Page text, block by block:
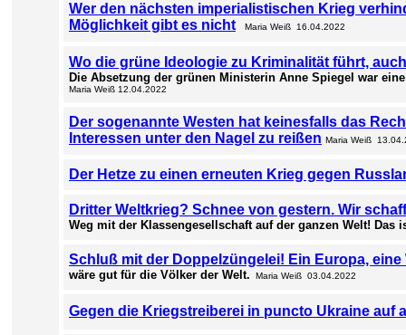
Wer den nächsten imperialistischen Krieg
Möglichkeit gibt es nicht
Maria Weiß 16.04.2022
Wo die grüne Ideologie zu Kriminalität führt,
Die Absetzung der grünen Ministerin Anne Spiegel war
Maria Weiß 12.04.2022
Der sogenannte Westen hat keinesfalls das
Interessen unter den Nagel zu reißen Maria Weiß
Der Hetze zu einen erneuten Krieg gegen
Dritter Weltkrieg? Schnee von gestern. Wir
Weg mit der Klassengesellschaft auf der ganzen Welt!
Schluß mit der Doppelzüngelei! Ein Europa, eine
wäre gut für die Völker der Welt. Maria Weiß 03.04.2022
Gegen die Kriegstreiberei in puncto Ukraine auf